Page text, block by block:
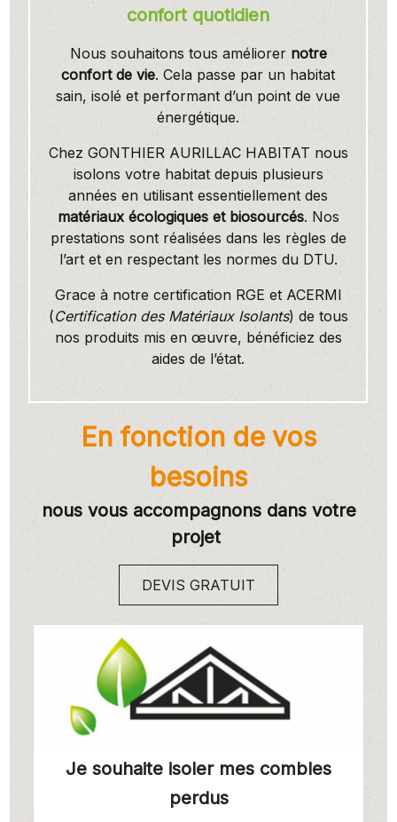
confort quotidien
Nous souhaitons tous améliorer notre
confort de vie. Cela passe par un habitat
sain, isolé et performant d’un point de vue
énergétique.
Chez GONTHIER AURILLAC HABITAT nous
isolons votre habitat depuis plusieurs
années en utilisant essentiellement des
matériaux écologiques et biosourcés. Nos
prestations sont réalisées dans les règles de
l’art et en respectant les normes du DTU.
Grace à notre certification RGE et ACERMI
(Certification des Matériaux Isolants) de tous
nos produits mis en œuvre, bénéficiez des
aides de l’état.
En fonction de vos
besoins
nous vous accompagnons dans votre
projet
DEVIS GRATUIT
Je souhaite isoler mes combles
perdus